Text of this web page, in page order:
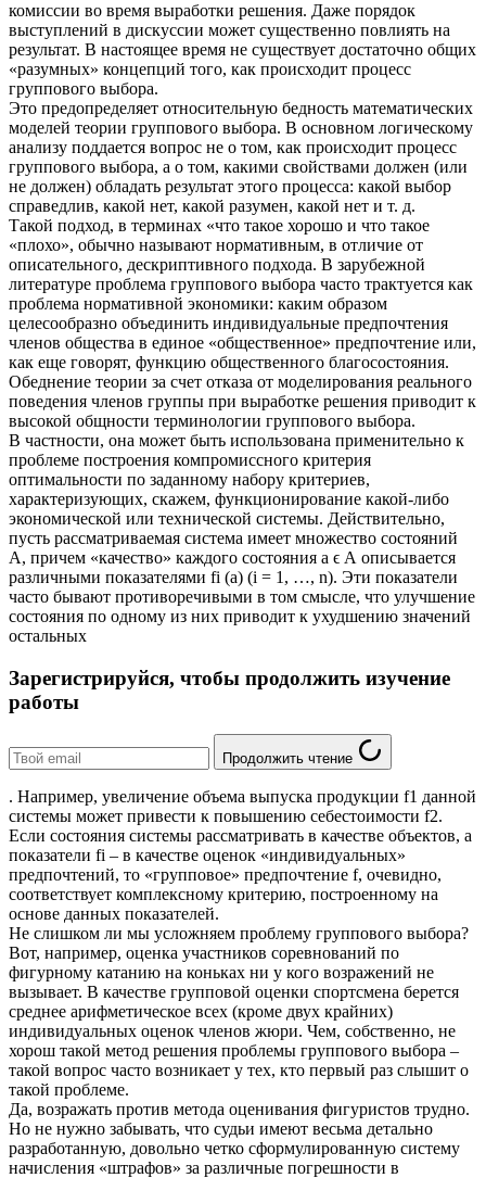
комиссии во время выработки решения. Даже порядок
выступлений в дискуссии может существенно повлиять на
результат. В настоящее время не существует достаточно общих
«разумных» концепций того, как происходит процесс
группового выбора.
Это предопределяет относительную бедность математических
моделей теории группового выбора. В основном логическому
анализу поддается вопрос не о том, как происходит процесс
группового выбора, а о том, какими свойствами должен (или
не должен) обладать результат этого процесса: какой выбор
справедлив, какой нет, какой разумен, какой нет и т. д.
Такой подход, в терминах «что такое хорошо и что такое
«плохо», обычно называют нормативным, в отличие от
описательного, дескриптивного подхода. В зарубежной
литературе проблема группового выбора часто трактуется как
проблема нормативной экономики: каким образом
целесообразно объединить индивидуальные предпочтения
членов общества в единое «общественное» предпочтение или,
как еще говорят, функцию общественного благосостояния.
Обеднение теории за счет отказа от моделирования реального
поведения членов группы при выработке решения приводит к
высокой общности терминологии группового выбора.
В частности, она может быть использована применительно к
проблеме построения компромиссного критерия
оптимальности по заданному набору критериев,
характеризующих, скажем, функционирование какой-либо
экономической или технической системы. Действительно,
пусть рассматриваемая система имеет множество состояний
А, причем «качество» каждого состояния a ϵ А описывается
различными показателями fi (a) (i = 1, …, n). Эти показатели
часто бывают противоречивыми в том смысле, что улучшение
состояния по одному из них приводит к ухудшению значений
остальных
Зарегистрируйся, чтобы продолжить изучение
работы
Продолжить чтение
. Например, увеличение объема выпуска продукции f1 данной
системы может привести к повышению себестоимости f2.
Если состояния системы рассматривать в качестве объектов, а
показатели fi – в качестве оценок «индивидуальных»
предпочтений, то «групповое» предпочтение f, очевидно,
соответствует комплексному критерию, построенному на
основе данных показателей.
Не слишком ли мы усложняем проблему группового выбора?
Вот, например, оценка участников соревнований по
фигурному катанию на коньках ни у кого возражений не
вызывает. В качестве групповой оценки спортсмена берется
среднее арифметическое всех (кроме двух крайних)
индивидуальных оценок членов жюри. Чем, собственно, не
хорош такой метод решения проблемы группового выбора –
такой вопрос часто возникает у тех, кто первый раз слышит о
такой проблеме.
Да, возражать против метода оценивания фигуристов трудно.
Но не нужно забывать, что судьи имеют весьма детально
разработанную, довольно четко сформулированную систему
начисления «штрафов» за различные погрешности в